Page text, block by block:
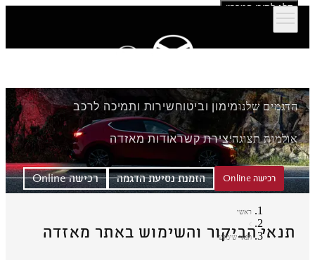
דלג לתוכן המרכזי
הדגמים שלנומימון וביטוחשירות ותמיכה לרכב
אולמות תצוגהיצירת קשראודות מאזדה
רכישה Online הזמנת נסיעת הדגמה רכישה Online
ראשי
תנאי שימוש
תנאי הביקור והשימוש באתר מאזדה